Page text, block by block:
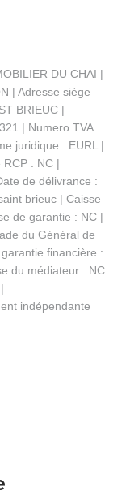
DU CHAI |
| Adresse siège
BRIEUC |
| Numero TVA
juridique : EURL |
: NC |
de délivrance :
brieuc | Caisse
de garantie : NC |
du Général de
financière :
du médiateur : NC
indépendante